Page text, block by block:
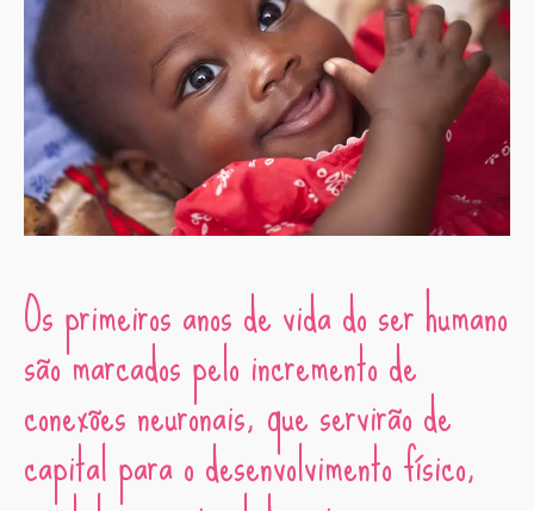
Os primeiros anos de vida do ser humano
são marcados pelo incremento de
conexões neuronais, que servirão de
capital para o desenvolvimento físico,